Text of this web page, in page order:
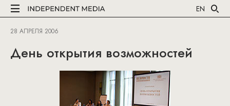
EN
28 АПРЕЛЯ 2006
День открытия возможностей